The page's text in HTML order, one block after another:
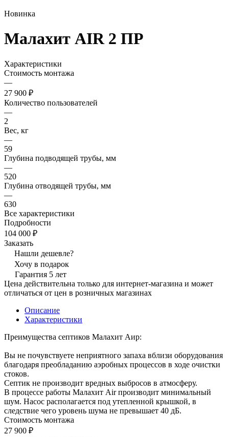
Новинка
Малахит AIR 2 ПР
Характеристики
Стоимость монтажа
—
27 900 ₽
Количество пользователей
—
2
Вес, кг
—
59
Глубина подводящей трубы, мм
—
520
Глубина отводящей трубы, мм
—
630
Все характеристики
Подробности
104 000 ₽
Заказать
Нашли дешевле?
Хочу в подарок
Гарантия 5 лет
Цена действительна только для интернет-магазина и может
отличаться от цен в розничных магазинах
Описание
Характеристики
Преимущества септиков Малахит Аир:
Вы не почувствуете неприятного запаха вблизи оборудования
благодаря преобладанию аэробных процессов в ходе очистки
стоков.
Септик не производит вредных выбросов в атмосферу.
В процессе работы Малахит Air производит минимальный
шум. Насос располагается под утепленной крышкой, в
следствие чего уровень шума не превышает 40 дБ.
Стоимость монтажа
27 900 ₽